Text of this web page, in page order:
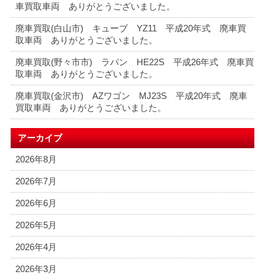
車買取車両 ありがとうございました。
廃車買取(白山市) キューブ YZ11 平成20年式 廃車買
取車両 ありがとうございました。
廃車買取(野々市市) ラパン HE22S 平成26年式 廃車買
取車両 ありがとうございました。
廃車買取(金沢市) AZワゴン MJ23S 平成20年式 廃車
買取車両 ありがとうございました。
アーカイブ
2026年8月
2026年7月
2026年6月
2026年5月
2026年4月
2026年3月